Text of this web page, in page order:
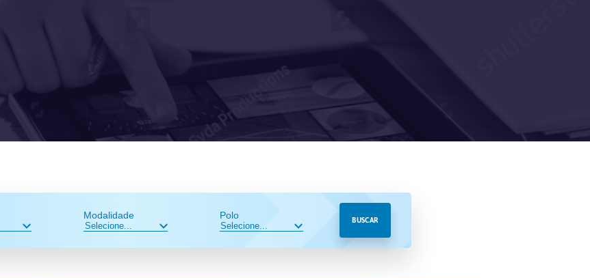
Modalidade Polo BUSCAR